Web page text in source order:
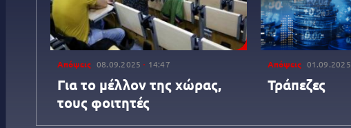
Απόψεις 08.09.2025 14:47
Για το μέλλον της χώρας,
τους φοιτητές
Απόψεις 01.09.2025
Τράπεζες